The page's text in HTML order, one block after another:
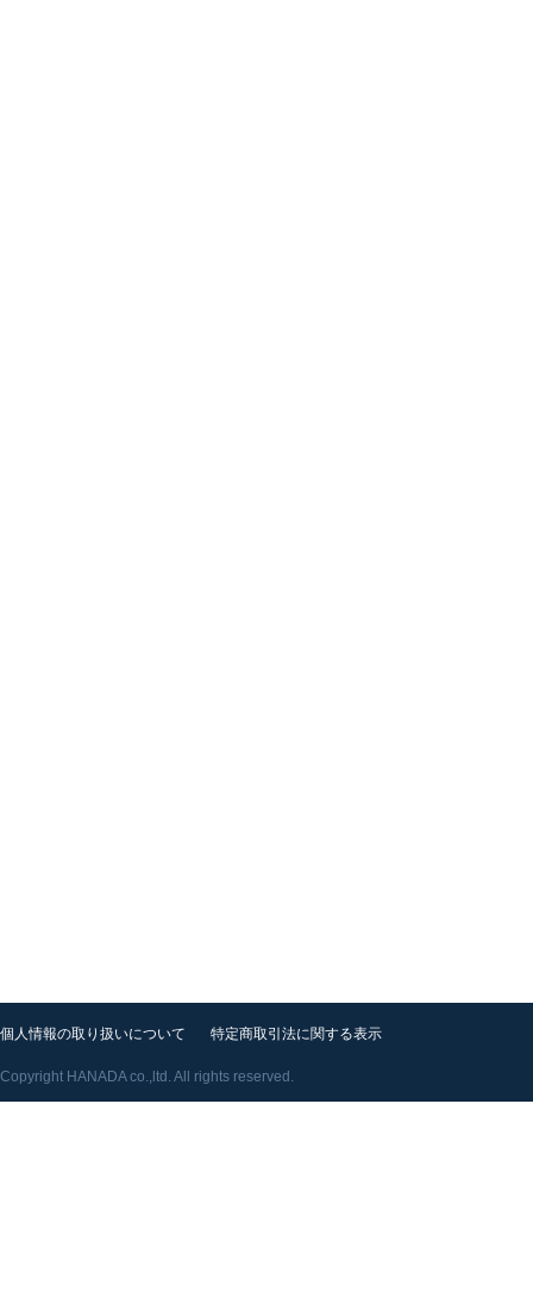
個人情報の取り扱いについて 特定商取引法に関する表示
Copyright HANADA co.,ltd. All rights reserved.